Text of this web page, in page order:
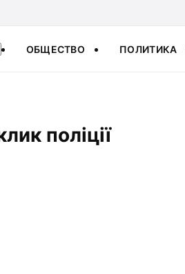
ОБЩЕСТВО ПОЛИТИКА
поліції